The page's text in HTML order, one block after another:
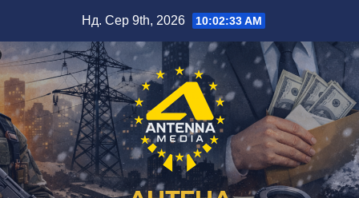
вмісту
Нд. Сер 9th, 2026 10:02:34 AM